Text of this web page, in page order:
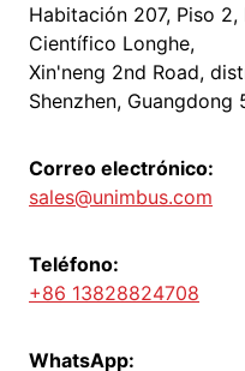
Habitación 207, Piso
Científico Longhe,
Xin'neng 2nd Road,
Shenzhen, Guangdong
Correo electrónico:
sales@unimbus.com
Teléfono:
+86 13828824708
WhatsApp: